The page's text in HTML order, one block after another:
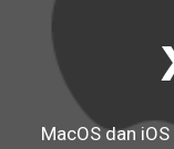
MacOS dan